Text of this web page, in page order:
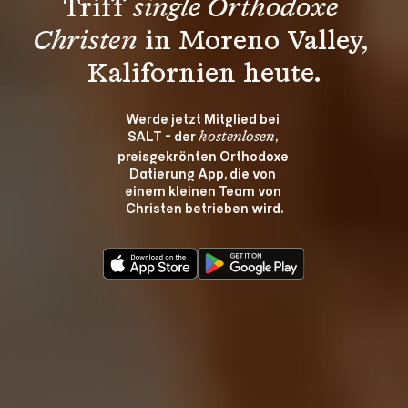
Triff single Orthodoxe
Christen in Moreno Valley,
Kalifornien heute.
Werde jetzt Mitglied bei
SALT - der kostenlosen,
preisgekrönten Orthodoxe
Datierung App, die von
einem kleinen Team von
Christen betrieben wird.